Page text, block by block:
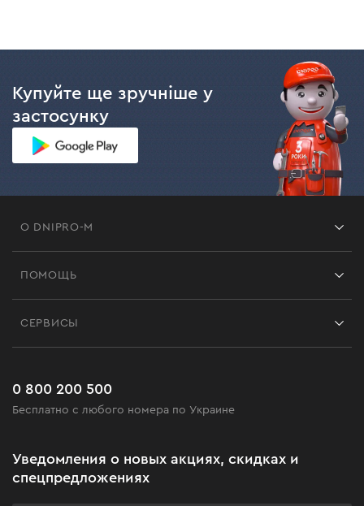
Купуйте ще зручніше у
застосунку
О DNIPRO-M
Черная пятница
ПОМОЩЬ
Часто задаваемые вопросы
СЕРВИСЫ
0 800 200 500
Бесплатно с любого номера по Украине
Уведомления о новых акциях, скидках и
спецпредложениях